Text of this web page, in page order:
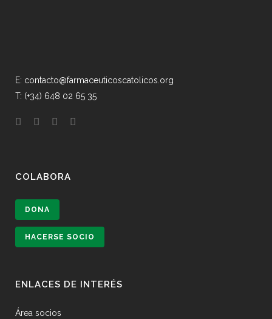
E: contacto@farmaceuticoscatolicos.org
T: (+34) 648 02 65 35
COLABORA
DONA
HACERSE SOCIO
ENLACES DE INTERÉS
Área socios